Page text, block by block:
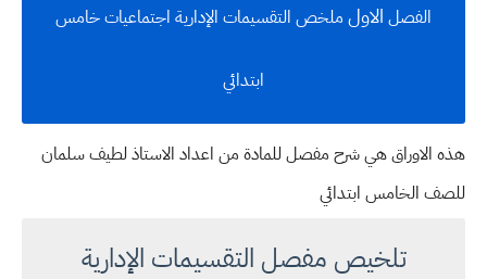
الفصل الاول ملخص التقسيمات الإدارية اجتماعيات خامس
ابتدائي
هذه الاوراق هي شرح مفصل للمادة من اعداد الاستاذ لطيف سلمان
للصف الخامس ابتدائي
تلخيص مفصل التقسيمات الإدارية